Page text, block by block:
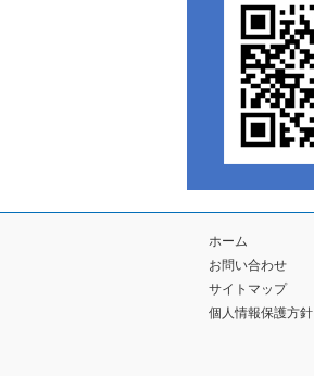
ホーム
お問い合わせ
サイトマップ
個人情報保護方針